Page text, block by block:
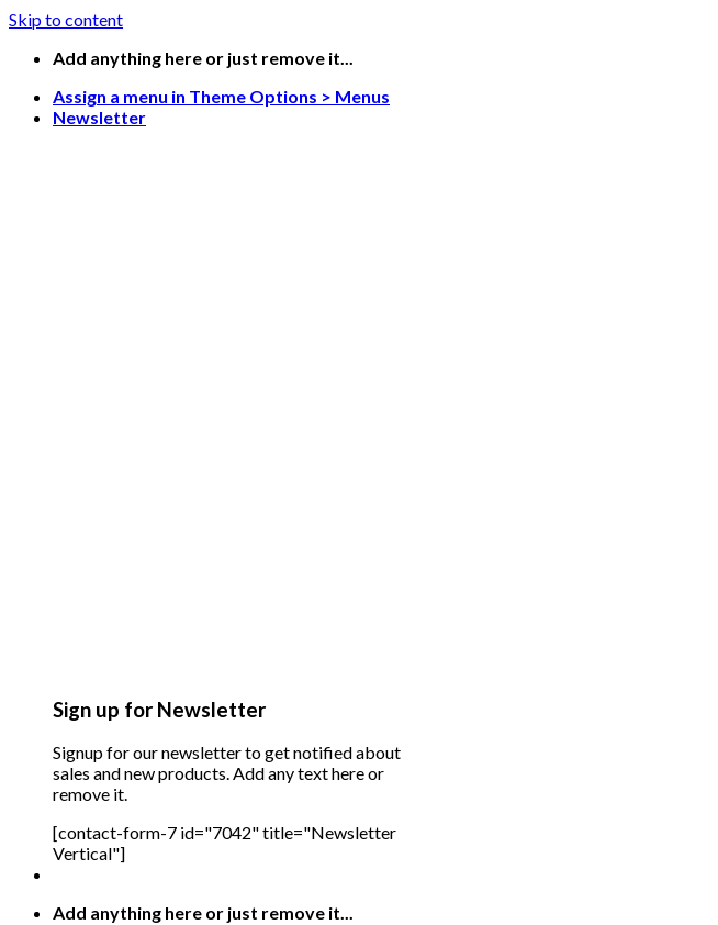
Skip to content
Add anything here or just remove it...
Assign a menu in Theme Options > Menus
Newsletter
Sign up for Newsletter
Signup for our newsletter to get notified about
sales and new products. Add any text here or
remove it.
[contact-form-7 id="7042" title="Newsletter
Vertical"]
Add anything here or just remove it...